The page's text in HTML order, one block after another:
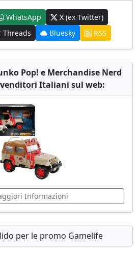
WhatsApp
X (ex Twitter)
Threads Bluesky RSS
Pop! e Merchandise Nerd
Italiani sul web:
Informazioni
per le promo Gamelife